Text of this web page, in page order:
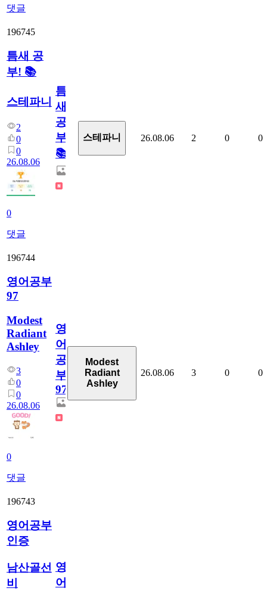
댓글
196745
틈새 공
부! 📚
스테파니
2
0
0
26.08.06
0
댓글
틈
새
공
부!
📚
스테파니 26.08.06 2 0 0
196744
영어공부
97
Modest
Radiant
Ashley
3
0
0
26.08.06
0
댓글
영
어
공
부
97
Modest
Radiant
Ashley
26.08.06 3 0 0
196743
영어공부
인증
남산골선
비
영
어